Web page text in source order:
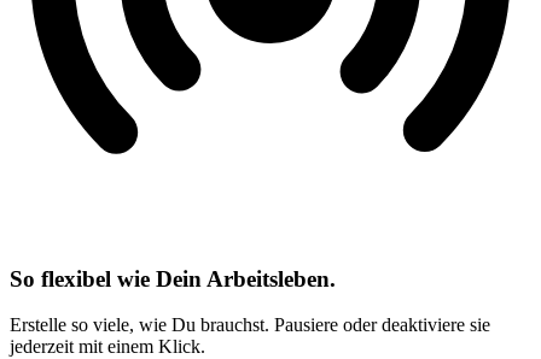
So flexibel wie Dein Arbeitsleben.
Erstelle so viele, wie Du brauchst. Pausiere oder deaktiviere sie
jederzeit mit einem Klick.